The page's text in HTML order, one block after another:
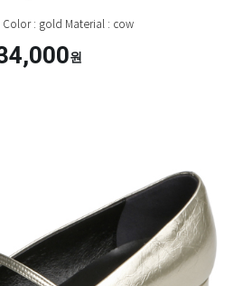
Color : gold Material : cow
원